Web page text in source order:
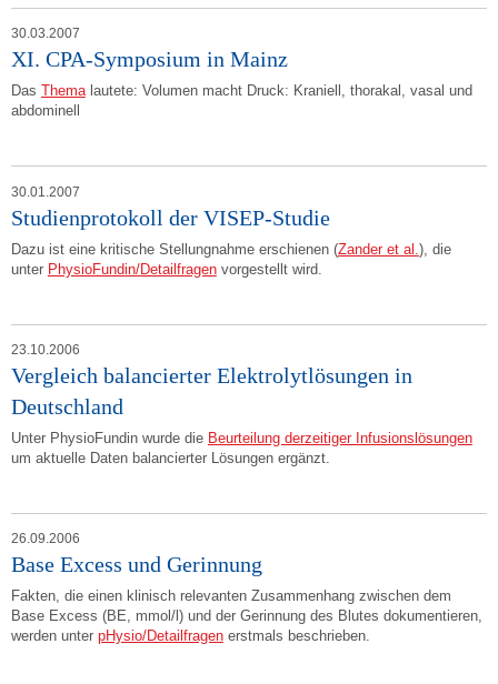
30.03.2007
XI. CPA-Symposium in Mainz
Das Themalautete: Volumen macht Druck: Kraniell, thorakal, vasal und
abdominell
30.01.2007
Studienprotokoll der VISEP-Studie
Dazu ist eine kritische Stellungnahme erschienen (Zander et al. ), die
unter PhysioFundin/Detailfragenvorgestellt wird.
23.10.2006
Vergleich balancierter Elektrolytlösungen in
Deutschland
Unter PhysioFundin wurde die Beurteilung derzeitiger Infusionslösungen
um aktuelle Daten balancierter Lösungen ergänzt.
26.09.2006
Base Excess und Gerinnung
Fakten, die einen klinisch relevanten Zusammenhang zwischen dem
Base Excess (BE, mmol/l) und der Gerinnung des Blutes dokumentieren,
werden unter pHysio/Detailfragenerstmals beschrieben.